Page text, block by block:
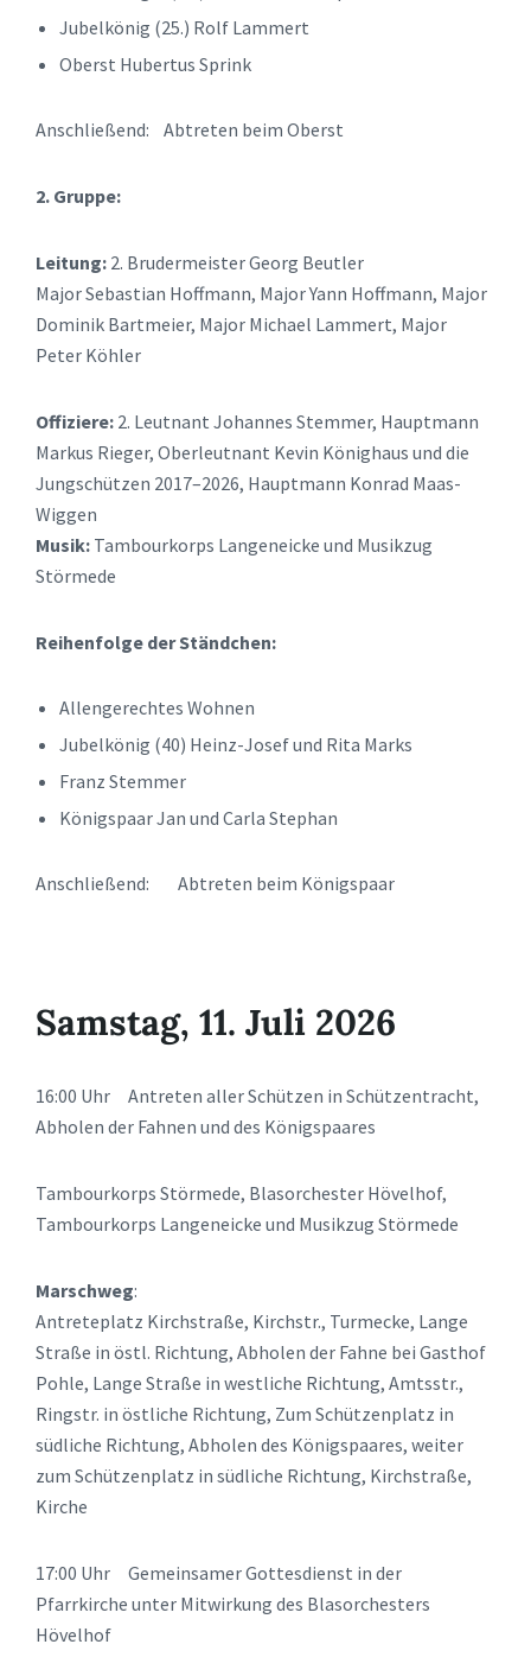
Jubelkönig (25.) Rolf Lammert
Oberst Hubertus Sprink
Anschließend: Abtreten beim Oberst
2. Gruppe:
Leitung: 2. Brudermeister Georg Beutler
Major Sebastian Hoffmann, Major Yann Hoffmann, Major
Dominik Bartmeier, Major Michael Lammert, Major
Peter Köhler
Offiziere: 2. Leutnant Johannes Stemmer, Hauptmann
Markus Rieger, Oberleutnant Kevin Könighaus und die
Jungschützen 2017–2026, Hauptmann Konrad Maas-
Wiggen
Musik: Tambourkorps Langeneicke und Musikzug
Störmede
Reihenfolge der Ständchen:
Allengerechtes Wohnen
Jubelkönig (40) Heinz-Josef und Rita Marks
Franz Stemmer
Königspaar Jan und Carla Stephan
Anschließend: Abtreten beim Königspaar
Samstag, 11. Juli 2026
16:00 Uhr Antreten aller Schützen in Schützentracht,
Abholen der Fahnen und des Königspaares
Tambourkorps Störmede, Blasorchester Hövelhof,
Tambourkorps Langeneicke und Musikzug Störmede
Marschweg:
Antreteplatz Kirchstraße, Kirchstr., Turmecke, Lange
Straße in östl. Richtung, Abholen der Fahne bei Gasthof
Pohle, Lange Straße in westliche Richtung, Amtsstr.,
Ringstr. in östliche Richtung, Zum Schützenplatz in
südliche Richtung, Abholen des Königspaares, weiter
zum Schützenplatz in südliche Richtung, Kirchstraße,
Kirche
17:00 Uhr Gemeinsamer Gottesdienst in der
Pfarrkirche unter Mitwirkung des Blasorchesters
Hövelhof